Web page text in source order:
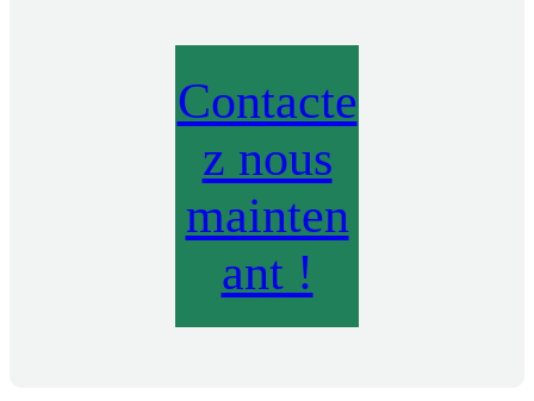
Contacte
z nous
mainten
ant !